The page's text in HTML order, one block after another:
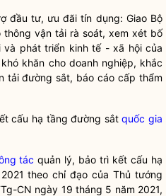
đầu tư, ưu đãi tín dụng: Giao Bộ
thông vận tải rà soát, xem xét bố
phát triển kinh tế - xã hội của
khăn cho doanh nghiệp, khắc
tải đường sắt, báo cáo cấp thẩm
cấu hạ tầng đường sắtquốc gia
tác quản lý, bảo trì kết cấu hạ
2021 theochỉ đạo của Thủ tướng
CN ngày 19 tháng 5 năm 2021,